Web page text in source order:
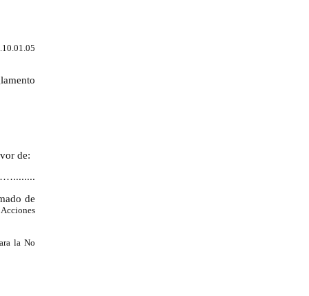
de:
de
Acciones
la No